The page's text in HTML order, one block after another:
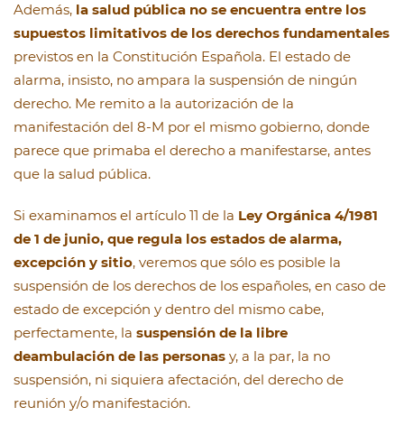
Además, la salud pública no se encuentra entre los
supuestos limitativos de los derechos fundamentales
previstos en la Constitución Española. El estado de
alarma, insisto, no ampara la suspensión de ningún
derecho. Me remito a la autorización de la
manifestación del 8-M por el mismo gobierno, donde
parece que primaba el derecho a manifestarse, antes
que la salud pública.
Si examinamos el artículo 11 de la Ley Orgánica 4/1981
de 1 de junio, que regula los estados de alarma,
excepción y sitio, veremos que sólo es posible la
suspensión de los derechos de los españoles, en caso de
estado de excepción y dentro del mismo cabe,
perfectamente, la suspensión de la libre
deambulación de las personas y, a la par, la no
suspensión, ni siquiera afectación, del derecho de
reunión y/o manifestación.